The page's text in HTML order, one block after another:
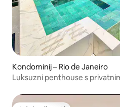
Kondominij – Rio de Janeiro
Luksuzni penthouse s